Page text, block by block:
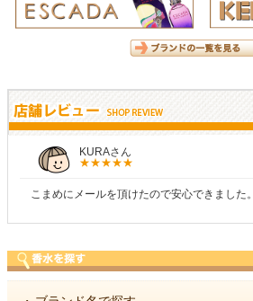
KURAさん
こまめにメールを頂けたので安心できました。